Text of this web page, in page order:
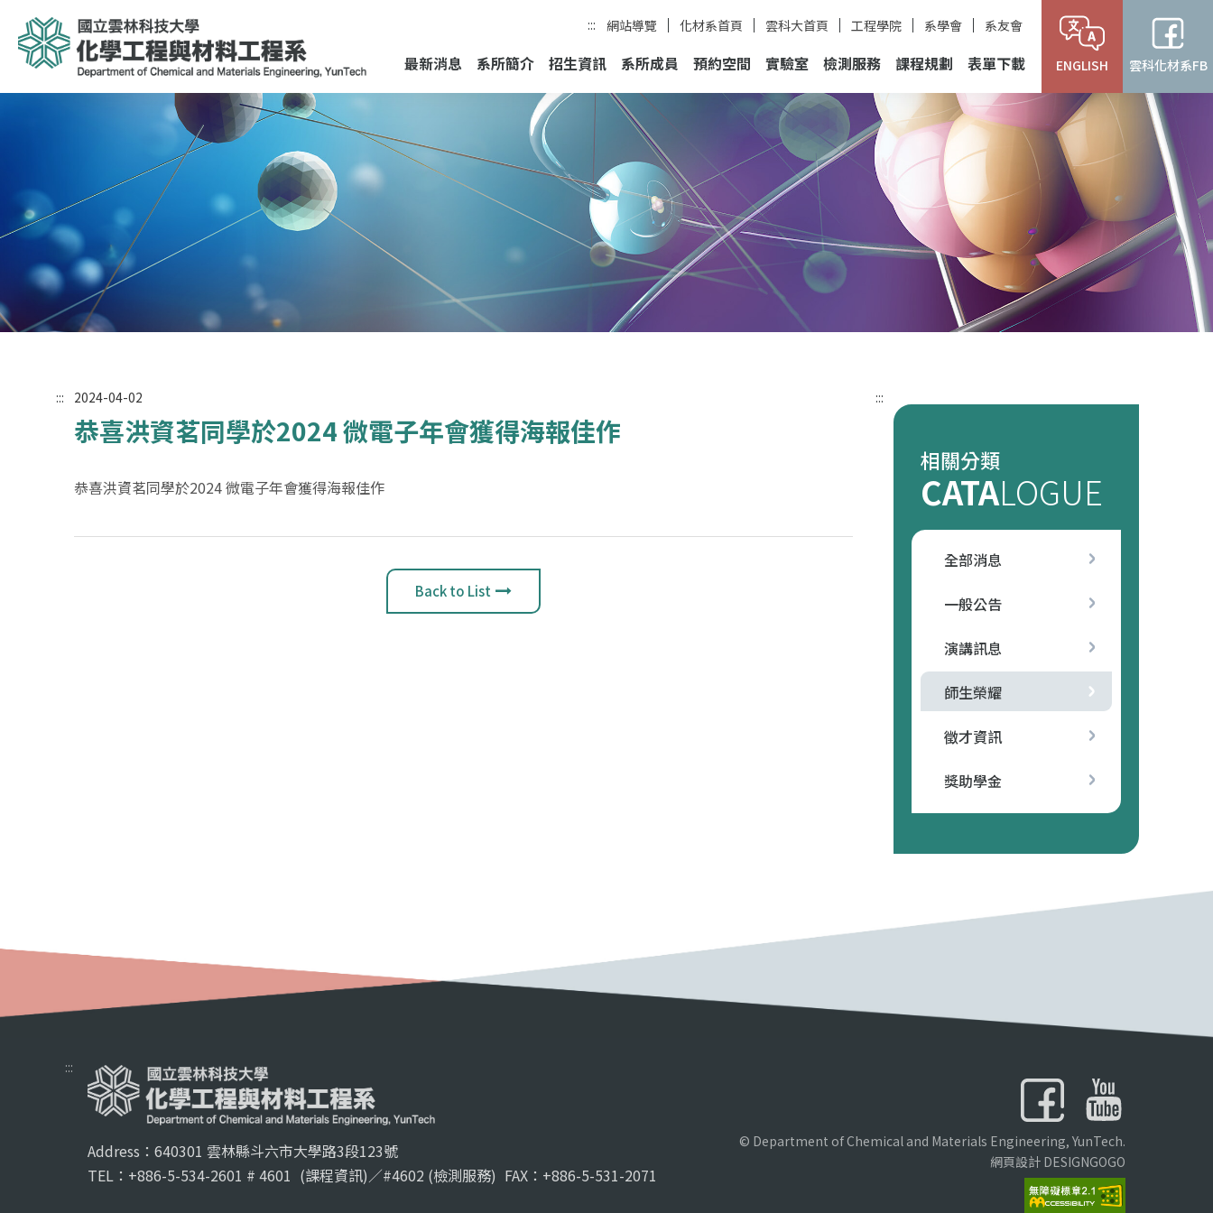
::: 網站導覽 化材系首頁 雲科大首頁 工程學院 系學會 系友會
最新消息 系所簡介 招生資訊 系所成員 預約空間 實驗室 檢測服務 課程規劃 表單下載 ENGLISH 雲科化材系FB
::: 2024-04-02
恭喜洪資茗同學於2024 微電子年會獲得海報佳作
恭喜洪資茗同學於2024 微電子年會獲得海報佳作
Back to List
:::
相關分類
CATALOGUE
全部消息
一般公告
演講訊息
師生榮耀
徵才資訊
獎助學金
:::
Address：640301 雲林縣斗六市大學路3段123號
TEL：+886-5-534-2601 # 4601 (課程資訊)／#4602 (檢測服務) FAX：+886-5-531-2071
© Department of Chemical and Materials Engineering, YunTech.
網頁設計 DESIGNGOGO